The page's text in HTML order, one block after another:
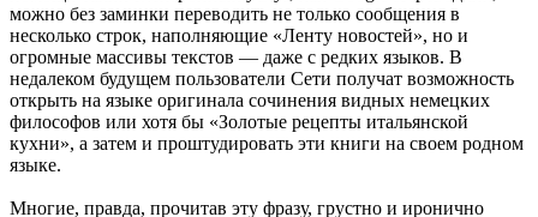
можно без заминки переводить не только сообщения в
несколько строк, наполняющие «Ленту новостей», но и
огромные массивы текстов — даже с редких языков. В
недалеком будущем пользователи Сети получат возможность
открыть на языке оригинала сочинения видных немецких
философов или хотя бы «Золотые рецепты итальянской
кухни», а затем и проштудировать эти книги на своем родном
языке.
Многие, правда, прочитав эту фразу, грустно и иронично